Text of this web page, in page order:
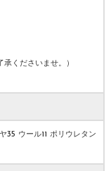
くださいませ。）
35 ウール11 ポリウレタン